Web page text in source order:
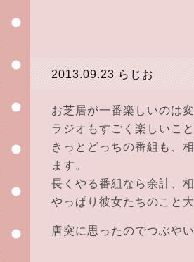
2013.09.23 らじお
お芝居が一番楽しいのは
ラジオもすごく楽しいこ
きっとどっちの番組も、
ます。
長くやる番組なら余計、
やっぱり彼女たちのこと
唐突に思ったのでつぶや